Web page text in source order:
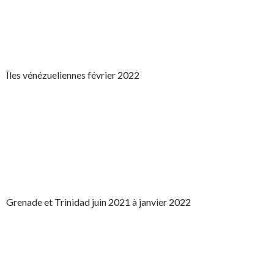
Îles vénézueliennes février 2022
Grenade et Trinidad juin 2021 à janvier 2022